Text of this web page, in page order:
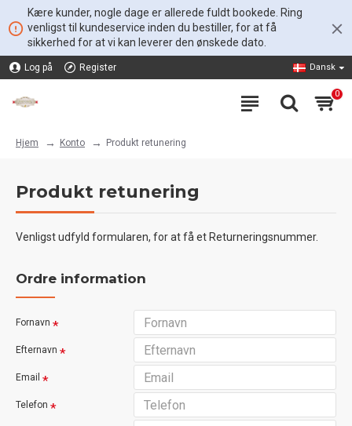
Kære kunder, nogle dage er allerede fuldt bookede. Ring
venligst til kundeservice inden du bestiller, for at få
sikkerhed for at vi kan leverer den ønskede dato.
Log på Register Dansk
0
Hjem Konto Produkt retunering
Produkt retunering
Venligst udfyld formularen, for at få et Returneringsnummer.
Ordre information
Fornavn
Efternavn
Email
Telefon